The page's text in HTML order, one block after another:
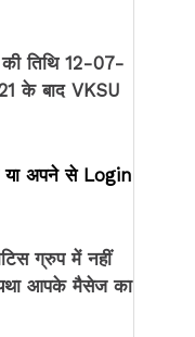
की तिथि 12-07-
के बाद VKSU
या अपने से Login
ग्रुप में नहीं
आपके मैसेज का